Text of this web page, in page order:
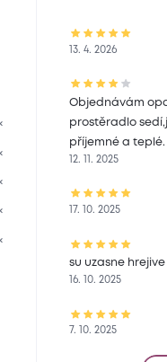
13. 4. 2026
Objednávám
prostěradlo
příjemné a teplé.
12. 11. 2025
17. 10. 2025
su uzasne hrejive
16. 10. 2025
7. 10. 2025